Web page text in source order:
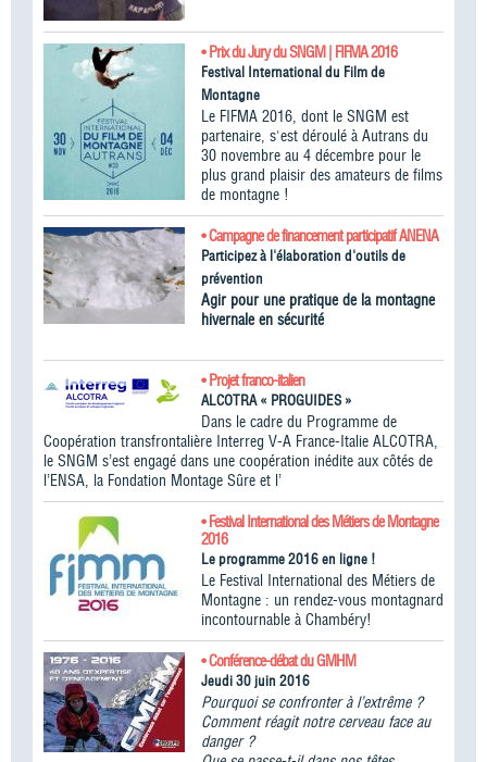
• Prix du Jury du SNGM | FIFMA 2016
Festival International du Film de
Montagne
Le FIFMA 2016, dont le SNGM est
partenaire, s'est déroulé à Autrans du
30 novembre au 4 décembre pour le
plus grand plaisir des amateurs de films
de montagne !
• Campagne de financement participatif ANENA
Participez à l'élaboration d'outils de
prévention
Agir pour une pratique de la montagne
hivernale en sécurité
• Projet franco-italien
ALCOTRA « PROGUIDES »
Dans le cadre du Programme de
Coopération transfrontalière Interreg V-A France-Italie ALCOTRA,
le SNGM s’est engagé dans une coopération inédite aux côtés de
l’ENSA, la Fondation Montage Sûre et l’
• Festival International des Métiers de Montagne
2016
Le programme 2016 en ligne !
Le Festival International des Métiers de
Montagne : un rendez-vous montagnard
incontournable à Chambéry!
• Conférence-débat du GMHM
Jeudi 30 juin 2016
Pourquoi se confronter à l’extrême ?
Comment réagit notre cerveau face au
danger ?